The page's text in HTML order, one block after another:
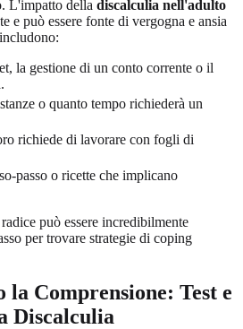
L'impatto della discalculia nell'adulto
e può essere fonte di vergogna e ansia
la gestione di un conto corrente o il
o quanto tempo richiederà un
richiede di lavorare con fogli di
passo o ricette che implicano
può essere incredibilmente
per trovare strategie di coping
la Comprensione: Test e
Discalculia